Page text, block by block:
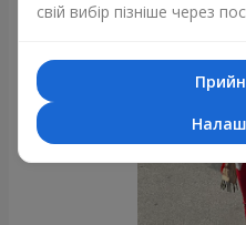
свій вибір пізніше через